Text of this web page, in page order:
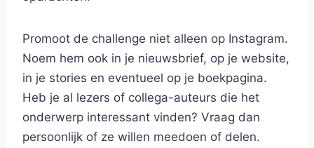
Promoot de challenge niet alleen op Instagram.
Noem hem ook in je nieuwsbrief, op je website,
in je stories en eventueel op je boekpagina.
Heb je al lezers of collega-auteurs die het
onderwerp interessant vinden? Vraag dan
persoonlijk of ze willen meedoen of delen.